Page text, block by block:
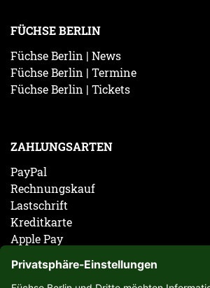
FÜCHSE BERLIN
Füchse Berlin | News
Füchse Berlin | Termine
Füchse Berlin | Tickets
ZAHLUNGSARTEN
PayPal
Rechnungskauf
Lastschrift
Kreditkarte
Apple Pay